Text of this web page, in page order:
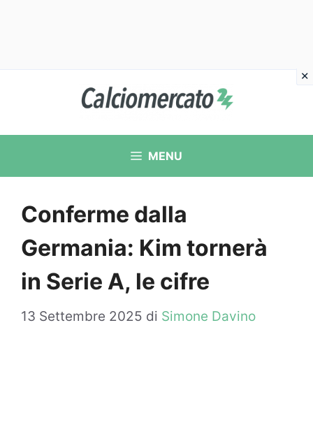
contenuto
MENU
Conferme dalla
Germania: Kim tornerà
in Serie A, le cifre
13 Settembre 2025 di Simone Davino